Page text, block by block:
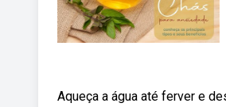
Aqueça a água até ferver e